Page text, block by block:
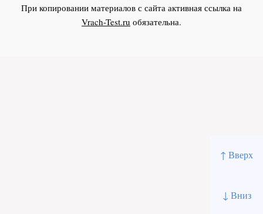
↑ Вверх
↓ Вниз
При копировании материалов с сайта активная ссылка на
Vrach-Test.ru обязательна.